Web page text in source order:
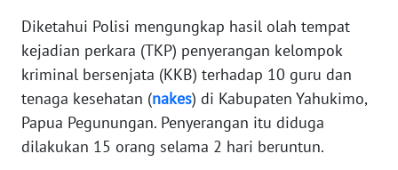
Diketahui Polisi mengungkap hasil olah tempat
kejadian perkara (TKP) penyerangan kelompok
kriminal bersenjata (KKB) terhadap 10 guru dan
tenaga kesehatan (nakes) di Kabupaten Yahukimo,
Papua Pegunungan. Penyerangan itu diduga
dilakukan 15 orang selama 2 hari beruntun.
WN
SULTENG
WN
SULBAR